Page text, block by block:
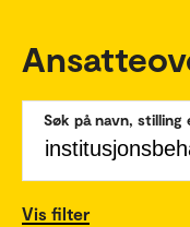
Søk på navn, stilling
Vis filter